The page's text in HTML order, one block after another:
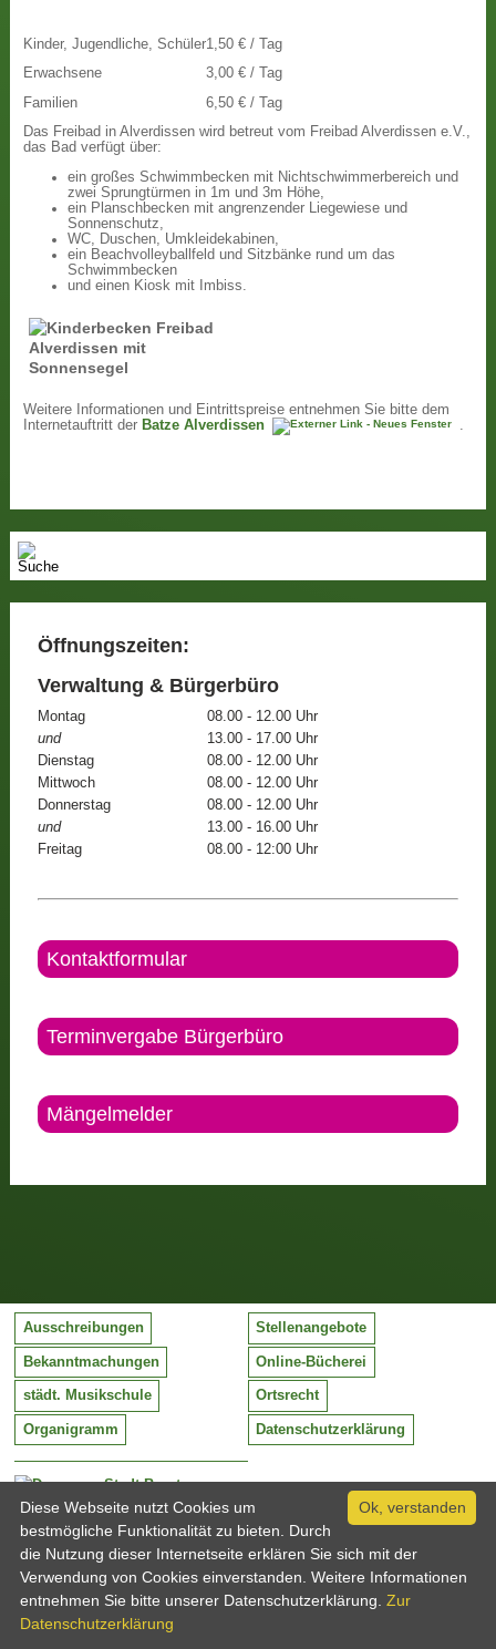
Kinder, Jugendliche, Schüler
Erwachsene
Familien
1,50 € / Tag
3,00 € / Tag
6,50 € / Tag
Das Freibad in Alverdissen wird betreut vom Freibad Alverdissen e.V.,
das Bad verfügt über:
ein großes Schwimmbecken mit Nichtschwimmerbereich und
zwei Sprungtürmen in 1m und 3m Höhe,
ein Planschbecken mit angrenzender Liegewiese und
Sonnenschutz,
WC, Duschen, Umkleidekabinen,
ein Beachvolleyballfeld und Sitzbänke rund um das
Schwimmbecken
und einen Kiosk mit Imbiss.
Weitere Informationen und Eintrittspreise entnehmen Sie bitte dem
Internetauftritt der Batze Alverdissen .
Öffnungszeiten:
Verwaltung & Bürgerbüro
Montag
08.00 - 12.00 Uhr
und
13.00 - 17.00 Uhr
Dienstag
08.00 - 12.00 Uhr
Mittwoch
08.00 - 12.00 Uhr
Donnerstag
08.00 - 12.00 Uhr
und
13.00 - 16.00 Uhr
Freitag
08.00 - 12:00 Uhr
Kontaktformular
Terminvergabe Bürgerbüro
Mängelmelder
Stadt Barntrup
Mittelstraße 38
32683 Barntrup
Tel:
Email:
05263 / 409-0
info@barntrup.de
Ausschreibungen Stellenangebote
Bekanntmachungen Online-Bücherei
städt. Musikschule Ortsrecht
Organigramm Datenschutzerklärung
Ok, verstanden
Diese Webseite nutzt Cookies um
bestmögliche Funktionalität zu bieten. Durch
die Nutzung dieser Internetseite erklären Sie sich mit der
Verwendung von Cookies einverstanden. Weitere Informationen
entnehmen Sie bitte unserer Datenschutzerklärung. Zur
Datenschutzerklärung